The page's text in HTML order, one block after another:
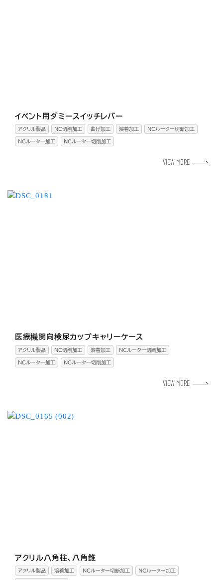
イベント用ダミースイッチレバー
アクリル製品 NC切削加工 曲げ加工 溶着加工 NCルーター切断加工
NCルーター加工 ＮＣルーター切削加工
VIEW MORE
医療機関向検尿カップキャリーケース
アクリル製品 NC切削加工 溶着加工 NCルーター切断加工
NCルーター加工 ＮＣルーター切削加工
VIEW MORE
アクリル八角柱、八角錐
アクリル製品 溶着加工 NCルーター切断加工 NCルーター加工